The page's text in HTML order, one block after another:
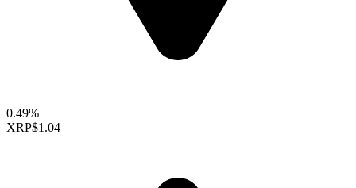
0.49%
XRP$1.04